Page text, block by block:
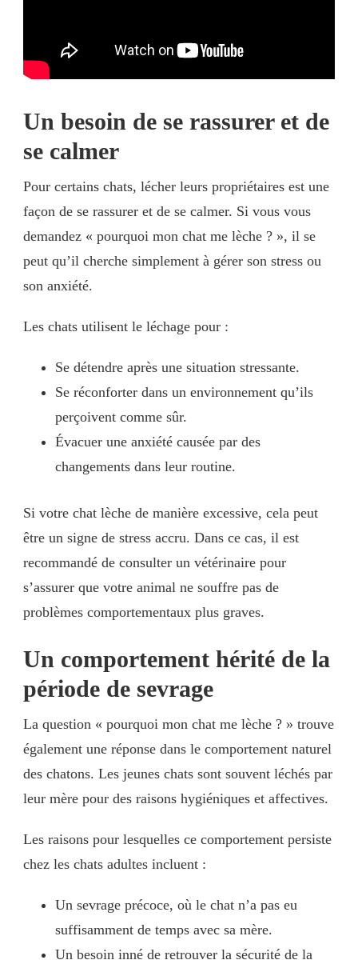
Un besoin de se rassurer et de
se calmer
Pour certains chats, lécher leurs propriétaires est une
façon de se rassurer et de se calmer. Si vous vous
demandez « pourquoi mon chat me lèche ? », il se
peut qu’il cherche simplement à gérer son stress ou
son anxiété.
Les chats utilisent le léchage pour :
Se détendre après une situation stressante.
Se réconforter dans un environnement qu’ils
perçoivent comme sûr.
Évacuer une anxiété causée par des
changements dans leur routine.
Si votre chat lèche de manière excessive, cela peut
être un signe de stress accru. Dans ce cas, il est
recommandé de consulter un vétérinaire pour
s’assurer que votre animal ne souffre pas de
problèmes comportementaux plus graves.
Un comportement hérité de la
période de sevrage
La question « pourquoi mon chat me lèche ? » trouve
également une réponse dans le comportement naturel
des chatons. Les jeunes chats sont souvent léchés par
leur mère pour des raisons hygiéniques et affectives.
Les raisons pour lesquelles ce comportement persiste
chez les chats adultes incluent :
Un sevrage précoce, où le chat n’a pas eu
suffisamment de temps avec sa mère.
Un besoin inné de retrouver la sécurité de la